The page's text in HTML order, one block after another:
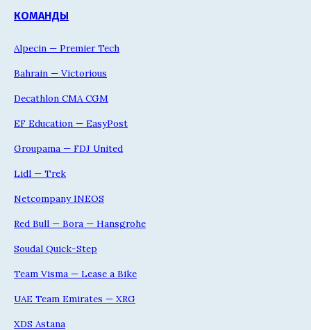
КОМАНДЫ
Alpecin — Premier Tech
Bahrain — Victorious
Decathlon CMA CGM
EF Education — EasyPost
Groupama — FDJ United
Lidl — Trek
Netcompany INEOS
Red Bull — Bora — Hansgrohe
Soudal Quick-Step
Team Visma — Lease a Bike
UAE Team Emirates — XRG
XDS Astana